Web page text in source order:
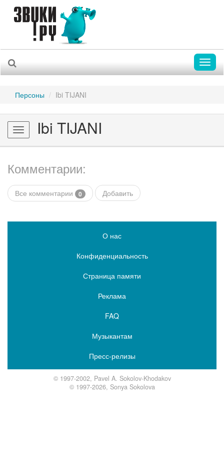
Персоны Ibi TIJANI
Toggle
navigation
Ibi TIJANI
Комментарии:
Все комментарии 0 Добавить
О нас
Конфиденциальность
Страница памяти
Реклама
FAQ
Музыкантам
Пресс-релизы
© 1997-2002, Pavel A. Sokolov-Khodakov
© 1997-2026, Sonya Sokolova